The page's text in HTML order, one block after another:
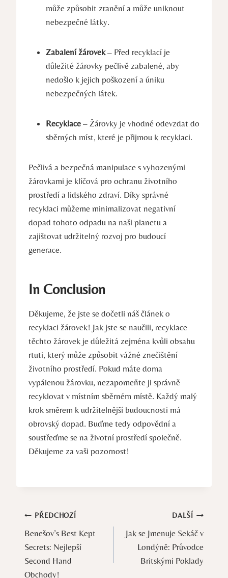
může způsobit zranění a může uniknout
nebezpečné látky.
Zabalení žárovek– Před recyklací je
důležité žárovky pečlivě zabalené, aby
nedošlo k jejich poškození a úniku
nebezpečných látek.
Recyklace – Žárovky je vhodné odevzdat do
sběrných míst, které je přijmou k recyklaci.
Pečlivá a bezpečná manipulace s vyhozenými
žárovkami je klíčová pro ochranu životního
prostředí a lidského zdraví. Díky správné
recyklaci můžeme minimalizovat negativní
dopad tohoto odpadu na naši planetu a
zajištovat udržitelný rozvoj pro budoucí
generace.
In Conclusion
Děkujeme, že jste se dočetli náš článek o
recyklaci žárovek! Jak jste se naučili, recyklace
těchto žárovek je důležitá zejména kvůli obsahu
rtuti, který může způsobit vážné znečištění
životního prostředí. Pokud máte doma
vypálenou žárovku, nezapomeňte ji správně
recyklovat v místním sběrném místě. Každý malý
krok směrem k udržitelnější budoucnosti má
obrovský dopad. Buďme tedy odpovědní a
soustřeďme se na životní prostředí společně.
Děkujeme za vaši pozornost!
Navigace
pro
příspěvek
PŘEDCHOZÍ
Benešov’s Best Kept
Secrets: Nejlepší
Second Hand
Obchody!
DALŠÍ
Jak se Jmenuje Sekáč v
Londýně: Průvodce
Britskými Poklady